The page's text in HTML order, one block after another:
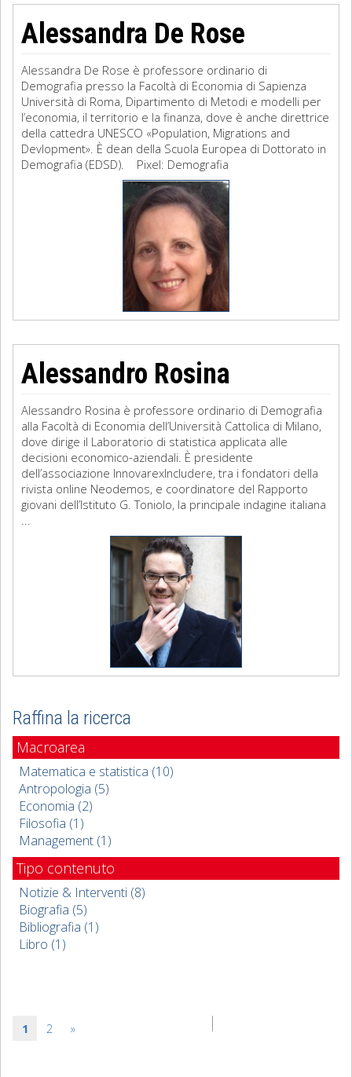
Alessandra De Rose
Alessandra De Rose è professore ordinario di
Demografia presso la Facoltà di Economia di Sapienza
Università di Roma, Dipartimento di Metodi e modelli per
l’economia, il territorio e la finanza, dove è anche direttrice
della cattedra UNESCO «Population, Migrations and
Devlopment». È dean della Scuola Europea di Dottorato in
Demografia (EDSD). Pixel: Demografia
Alessandro Rosina
Alessandro Rosina è professore ordinario di Demografia
alla Facoltà di Economia dell’Università Cattolica di Milano,
dove dirige il Laboratorio di statistica applicata alle
decisioni economico-aziendali. È presidente
dell’associazione InnovarexIncludere, tra i fondatori della
rivista online Neodemos, e coordinatore del Rapporto
giovani dell’Istituto G. Toniolo, la principale indagine italiana
Raffina la ricerca
Macroarea
Matematica e statistica (10)
Antropologia (5)
Economia (2)
Filosofia (1)
Management (1)
Tipo contenuto
Notizie & Interventi (8)
Biografia (5)
Bibliografia (1)
Libro (1)
1 2 »